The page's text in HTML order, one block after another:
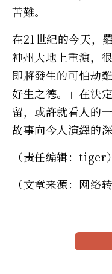
苦難。
在21世紀的今天，
神州大地上重演，
即將發生的可怕劫
好生之德。」在決
留，或許就看人的
故事向今人演繹的深
（责任编辑：tiger）
（文章来源：网络转